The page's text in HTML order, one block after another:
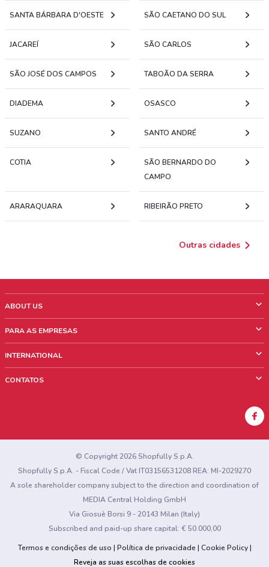
SANTA BÁRBARA D'OESTE SÃO CAETANO DO SUL
JACAREÍ SÃO CARLOS
SÃO JOSÉ DOS CAMPOS TABOÃO DA SERRA
DIADEMA OSASCO
SUZANO SANTO ANDRÉ
COTIA
SÃO BERNARDO DO
CAMPO
ARARAQUARA RIBEIRÃO PRETO
Outras cidades
ABOUT US
Quem Somos
Trabalhe conosco
PARA AS EMPRESAS
Informações comerciais
INTERNATIONAL
CONTATOS
Encontrou algum problema no site ou no aplicativo?
© Copyright 2026 Shopfully S.p.A.
Shopfully S.p.A. - Fiscal Code / Vat IT03156531208 REA: MI-2029270
A sole shareholder company subject to the direction and coordination of
MEDIA Central Holding GmbH
Via Giosuè Borsi 9 - 20143 Milan (Italy)
Subscribed and paid-up share capital: € 50.000,00
Termos e condições de uso
Política de privacidade
Cookie Policy
Reveja as suas escolhas de cookies